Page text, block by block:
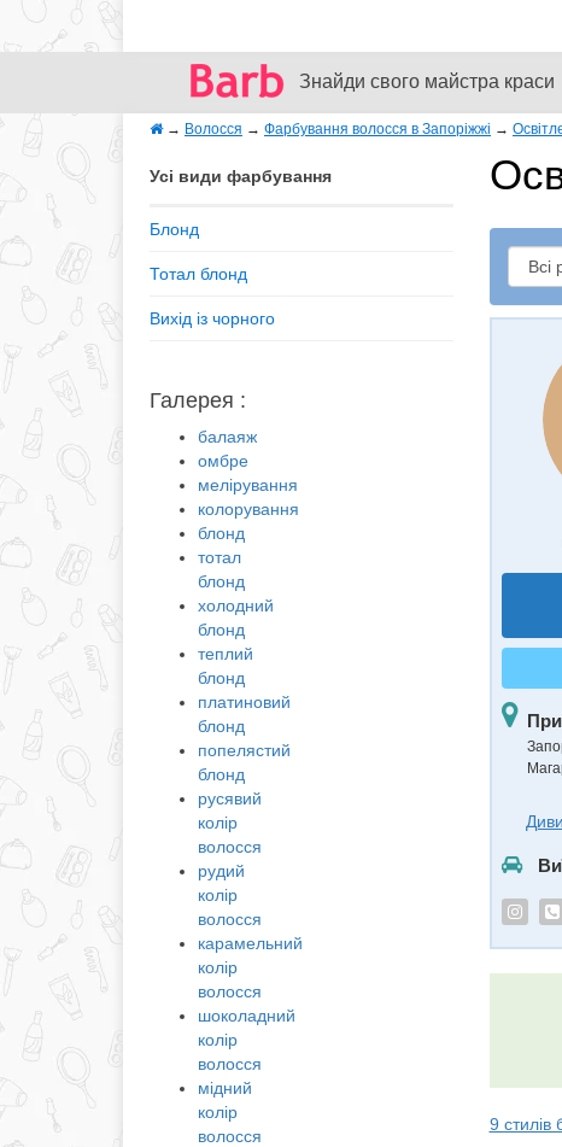
Знайди свого майстра краси
→ Волосся → Фарбування волосся в Запоріжжі →
Усі види фарбування
Блонд
Тотал блонд
Вихід із чорного
Галерея :
балаяж
омбре
мелірування
колорування
блонд
тотал
блонд
холодний
блонд
теплий
блонд
платиновий
блонд
попелястий
блонд
русявий
колір
волосся
рудий
колір
волосся
карамельний
колір
волосся
шоколадний
колір
волосся
мідний
колір
волосся
9